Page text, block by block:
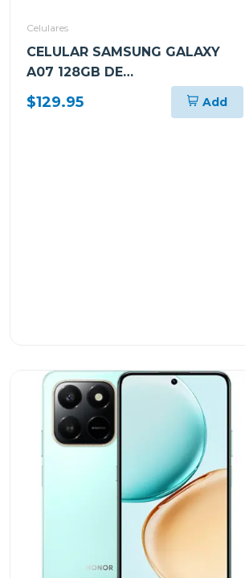
Celulares
CELULAR SAMSUNG GALAXY
A07 128GB DE
ALMACENAMIENTO Y 4GB DE
RAM SMA075M
$129.95 Add